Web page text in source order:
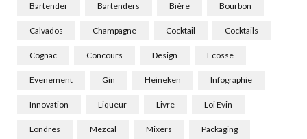
Bartender Bartenders Bière Bourbon
Calvados Champagne Cocktail Cocktails
Cognac Concours Design Ecosse
Evenement Gin Heineken Infographie
Innovation Liqueur Livre Loi Evin
Londres Mezcal Mixers Packaging